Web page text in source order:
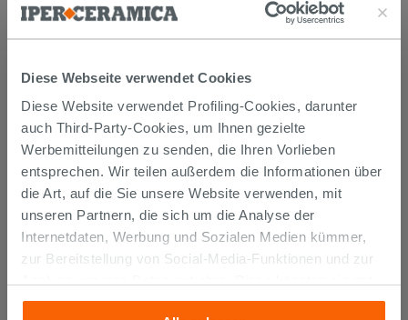
Diese Webseite verwendet Cookies
Diese Website verwendet Profiling-Cookies, darunter
auch Third-Party-Cookies, um Ihnen gezielte
Werbemitteilungen zu senden, die Ihren Vorlieben
entsprechen. Wir teilen außerdem die Informationen über
die Art, auf die Sie unsere Website verwenden, mit
unseren Partnern, die sich um die Analyse der
Internetdaten, Werbung und Sozialen Medien kümmer,
zur Bereitstellung von Social-Media-Funktionen und zur
anderen Informationen, die Sie ihnen geliefert haben oder
Mehrzweckkleber Weiss 25 kg -
26,99 € /STK.
IN DEN WARENKORB LEGEN